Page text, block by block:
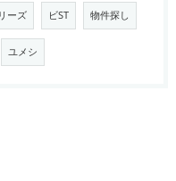
ーズ ビST 物件探し
ユメシ